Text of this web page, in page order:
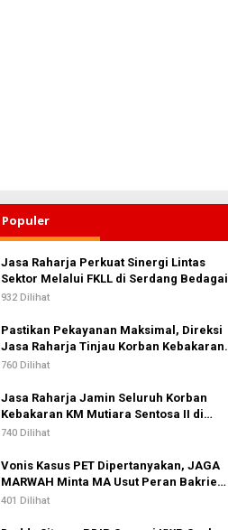
Populer
Jasa Raharja Perkuat Sinergi Lintas
Sektor Melalui FKLL di Serdang Bedagai
932 Dilihat
Pastikan Pekayanan Maksimal, Direksi
Jasa Raharja Tinjau Korban Kebakaran
KM Mutiara Sentosa II
760 Dilihat
Jasa Raharja Jamin Seluruh Korban
Kebakaran KM Mutiara Sentosa II di
Perairan Sumenep
740 Dilihat
Vonis Kasus PET Dipertanyakan, JAGA
MARWAH Minta MA Usut Peran Bakrie
Group
401 Dilihat